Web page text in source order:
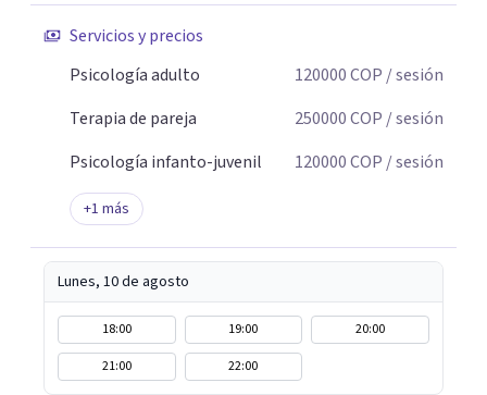
Servicios y precios
Psicología adulto
120000COP / sesión
Terapia de pareja
250000COP / sesión
Psicología infanto-juvenil
120000COP / sesión
+1 más
Lunes, 10 de agosto
18:00 19:00
20:00
21:00
22:00